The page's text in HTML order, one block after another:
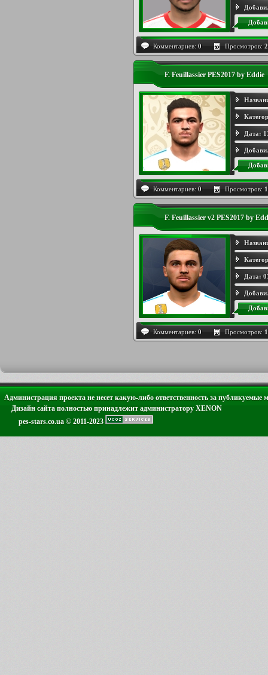
Комментариев: 0 Просмотров:
F. Feuillassier PES2017 by Eddie
Дата:
Комментариев: 0 Просмотров:
F. Feuillassier v2 PES2017 by
Дата:
Комментариев: 0 Просмотров:
Администрация проекта не несет какую-либо ответственность за публикуемые
Дизайн сайта полностью принадлежит администратору XENON
pes-stars.co.ua © 2011-2023